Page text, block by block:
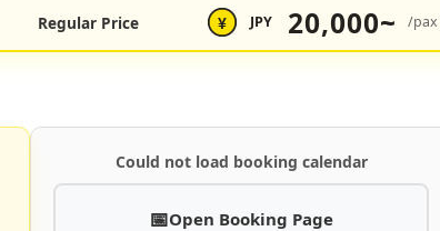
Regular Price ¥ JPY 20,000~ /pax
Could not load booking calendar
Open Booking Page